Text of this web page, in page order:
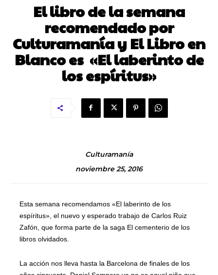
El libro de la semana
recomendado por
Culturamanía y El Libro en
Blanco es «El laberinto de
los espíritus»
Culturamanía
noviembre 25, 2016
Esta semana recomendamos «El laberinto de los
espíritus», el nuevo y esperado trabajo de Carlos Ruiz
Zafón, que forma parte de la saga El cementerio de los
libros olvidados.
La acción nos lleva hasta la Barcelona de finales de los